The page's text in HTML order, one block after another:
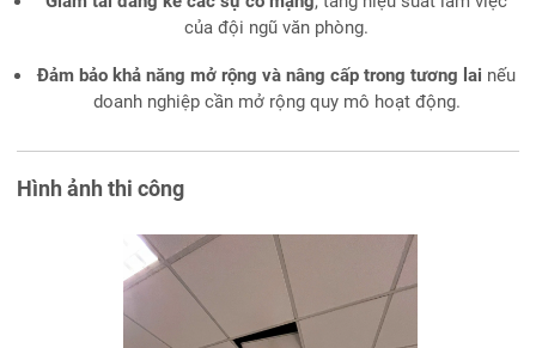
của đội ngũ văn phòng.
Đảm bảo khả năng mở rộng và nâng cấp trong tương lai nếu
doanh nghiệp cần mở rộng quy mô hoạt động.
Hình ảnh thi công